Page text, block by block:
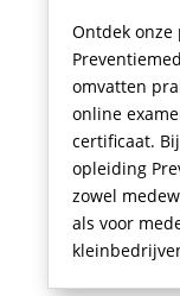
Ontdek
omvatten
online
certificaat.
opleiding
zowel
als voor